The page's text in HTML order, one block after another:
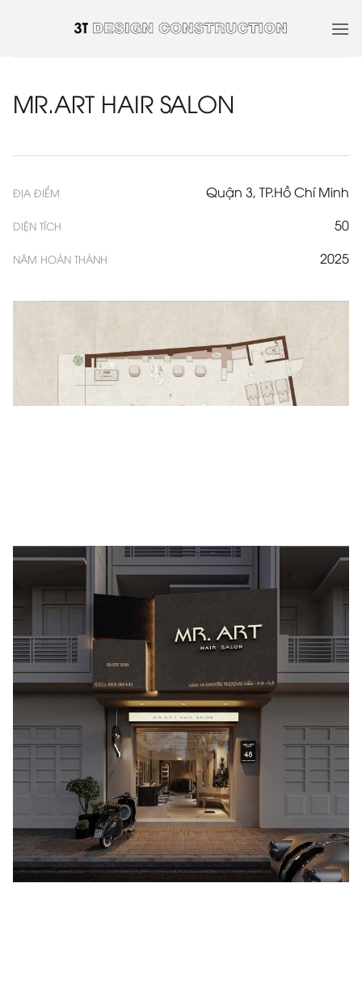
MR.ART HAIR SALON
ĐỊA ĐIỂM Quận 3, TP.Hồ Chí Minh
DIỆN TÍCH 50
NĂM HOÀN THÀNH 2025